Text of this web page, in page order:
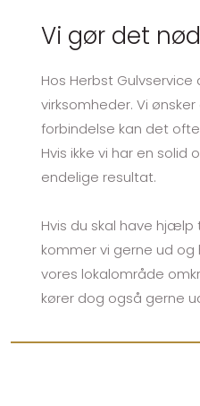
Vi gør det
Hos Herbst
virksomheder. Vi
forbindelse kan det
Hvis ikke vi har en
endelige resultat.
Hvis du skal have
kommer vi gerne ud
vores lokalområde
kører dog også gerne